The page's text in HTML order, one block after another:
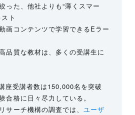
った、他社よりも“薄くスマー
ト
画コンテンツで学習できるEラー
品質な教材は、多くの受講生に
座受講者数は150,000名を突破
合格に日々尽力している。
サーチ機構の調査では、 ユーザ